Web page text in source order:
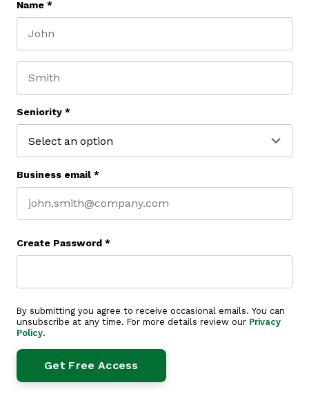
Name *
Seniority *
Business email *
Create Password *
By submitting you agree to receive occasional emails. You can
unsubscribe at any time. For more details review our Privacy
Policy.